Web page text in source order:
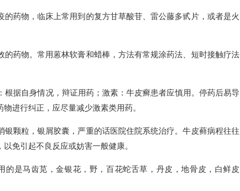
药物，临床上常用到的复方甘草酸苷、雷公藤多甙片，或者是火
的药物。常用蒽林软膏和蜡棒，方法有常规涂药法、短时接触疗法
据自身情况，辩证用药；激素：牛皮癣患者应慎用。停药后易导
进行纠正，应尽量减少激素类用药。
颗粒，银屑胶囊，严重的话医院住院系统治疗。牛皮藓病程往往
免引起不良反应或妨害一般健康。
的是马齿苋，金银花，野，百花蛇舌草，丹皮，地骨皮，白鲜皮